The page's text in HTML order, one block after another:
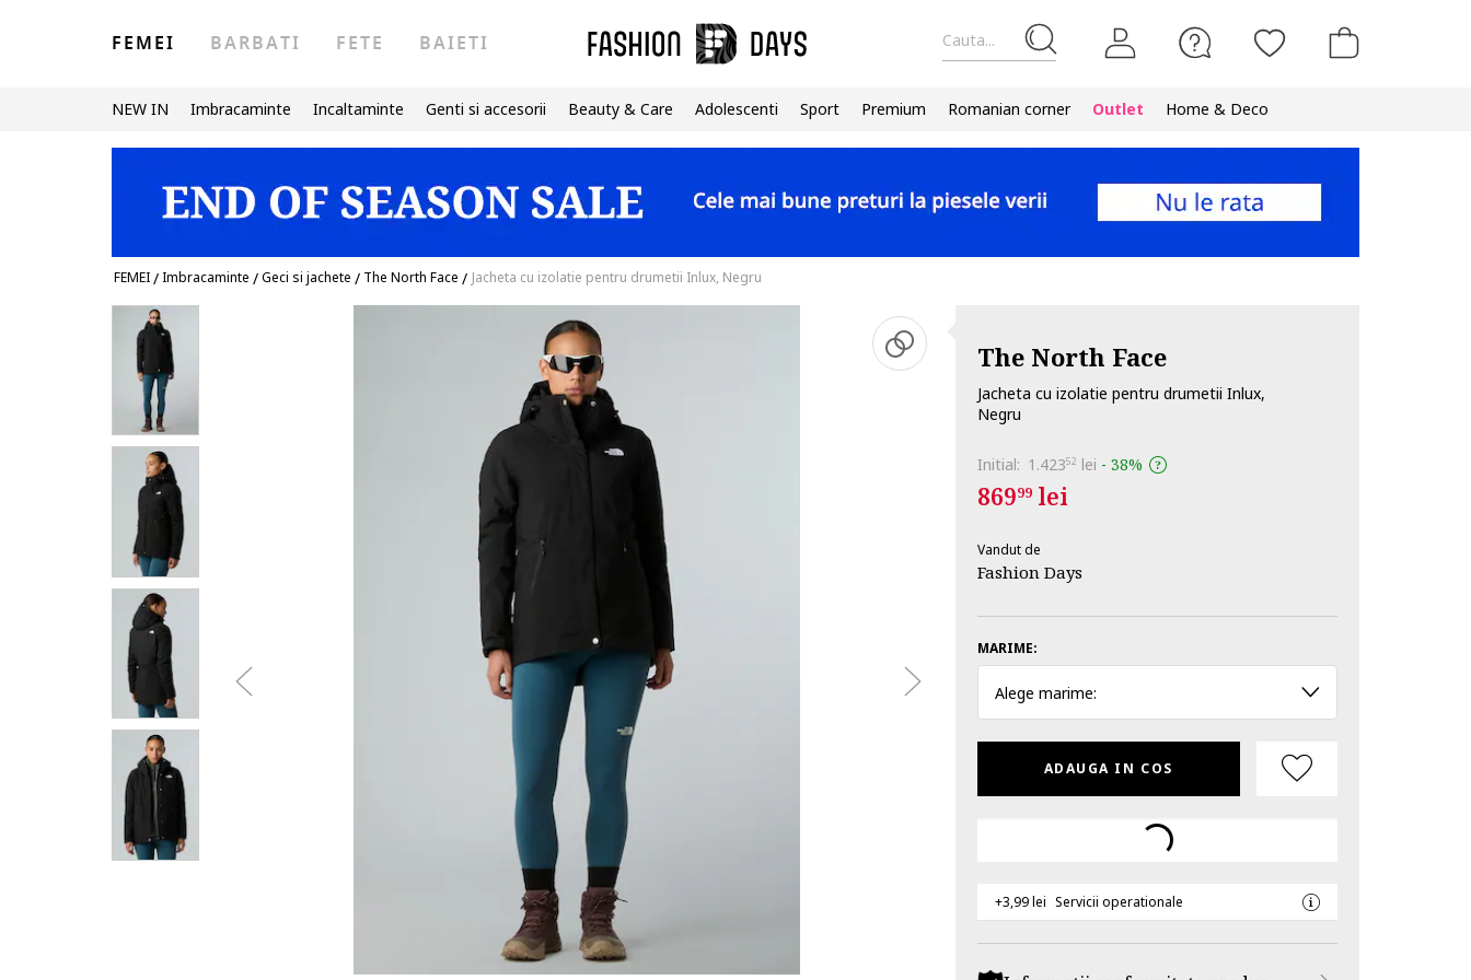
Cauta...
FEMEI BARBATI FETE BAIETI
NEW IN Imbracaminte Incaltaminte Genti si accesorii Beauty & Care Adolescenti Sport Premium Romanian corner Outlet Home & Deco
FEMEI/Imbracaminte /Geci si jachete / The North Face / Jacheta cu izolatie pentru drumetii Inlux, Negru
The North Face
Jacheta cu izolatie pentru drumetii Inlux,
Negru
Initial: 1.42352 lei - 38%
86999lei
Vandut de
Fashion Days
MARIME:
Alege marime:
ADAUGA IN COS
+3,99 lei Servicii operationale